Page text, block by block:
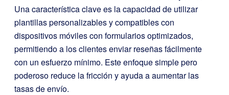
Una característica clave es la capacidad de utilizar
plantillas personalizables y compatibles con
dispositivos móviles con formularios optimizados,
permitiendo a los clientes enviar reseñas fácilmente
con un esfuerzo mínimo. Este enfoque simple pero
poderoso reduce la fricción y ayuda a aumentar las
tasas de envío.